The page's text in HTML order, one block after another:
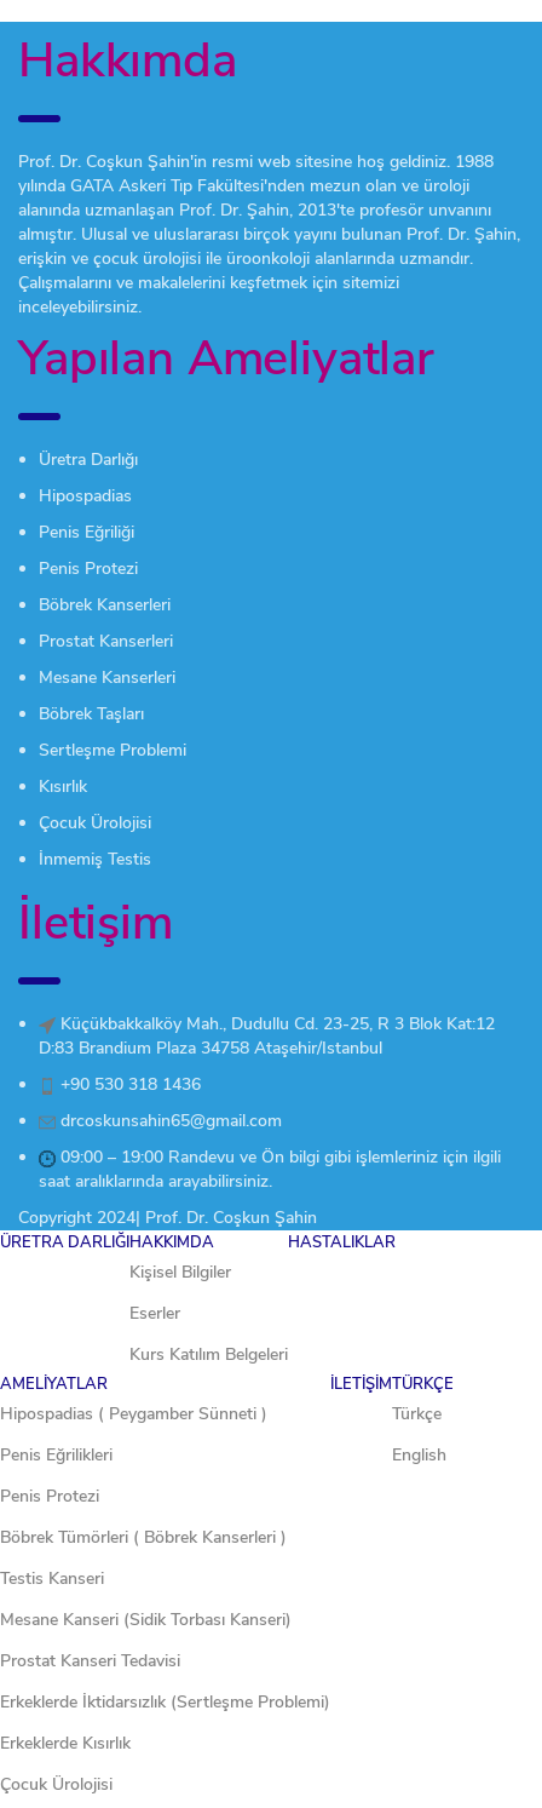
Hakkımda
Prof. Dr. Coşkun Şahin'in resmi web sitesine hoş geldiniz. 1988
yılında GATA Askeri Tıp Fakültesi'nden mezun olan ve üroloji
alanında uzmanlaşan Prof. Dr. Şahin, 2013'te profesör unvanını
almıştır. Ulusal ve uluslararası birçok yayını bulunan Prof. Dr. Şahin,
erişkin ve çocuk ürolojisi ile üroonkoloji alanlarında uzmandır.
Çalışmalarını ve makalelerini keşfetmek için sitemizi
inceleyebilirsiniz.
Yapılan Ameliyatlar
Üretra Darlığı
Hipospadias
Penis Eğriliği
Penis Protezi
Böbrek Kanserleri
Prostat Kanserleri
Mesane Kanserleri
Böbrek Taşları
Sertleşme Problemi
Kısırlık
Çocuk Ürolojisi
İnmemiş Testis
İletişim
Küçükbakkalköy Mah., Dudullu Cd. 23-25, R 3 Blok Kat:12
D:83 Brandium Plaza 34758 Ataşehir/Istanbul
+90 530 318 1436
drcoskunsahin65@gmail.com
09:00 – 19:00 Randevu ve Ön bilgi gibi işlemleriniz için ilgili
saat aralıklarında arayabilirsiniz.
Copyright 2024| Prof. Dr. Coşkun Şahin
ÜRETRA DARLIĞIHAKKIMDA
Kişisel Bilgiler
Eserler
Kurs Katılım Belgeleri
HASTALIKLAR
AMELIYATLAR
Hipospadias ( Peygamber Sünneti )
Penis Eğrilikleri
Penis Protezi
Böbrek Tümörleri ( Böbrek Kanserleri )
Testis Kanseri
Mesane Kanseri (Sidik Torbası Kanseri)
Prostat Kanseri Tedavisi
Erkeklerde İktidarsızlık (Sertleşme Problemi)
Erkeklerde Kısırlık
Çocuk Ürolojisi
İLETIŞIMTÜRKÇE
Türkçe
English